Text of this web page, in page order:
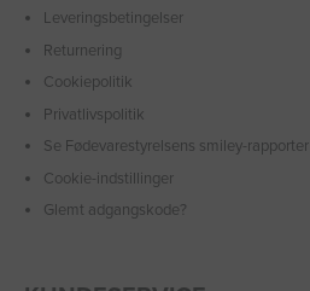
Leveringsbetingelser
Returnering
Cookiepolitik
Privatlivspolitik
Se Fødevarestyrelsens smiley-rapporter
Cookie-indstillinger
Glemt adgangskode?